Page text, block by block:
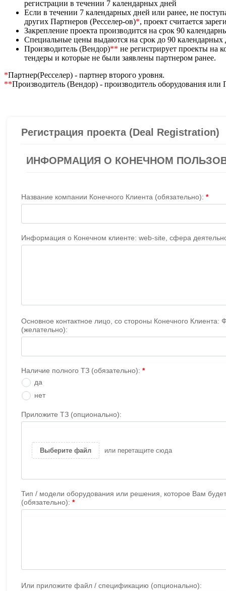
регистрации в течении 7 календарных дней
Если в течении 7 календарных дней или ранее, не
других Партнеров (Ресселер-ов)*, проект считается
Закрепление проекта производится на срок 90
Специальные цены выдаются на срок до 90 календарных
Производитель (Вендор)** не регистрирует проекты на
тендеры и которые не были заявлены партнером ранее.
*Партнер(Ресселер) - партнер второго уровня.
**Производитель (Вендор) - производитель оборудования